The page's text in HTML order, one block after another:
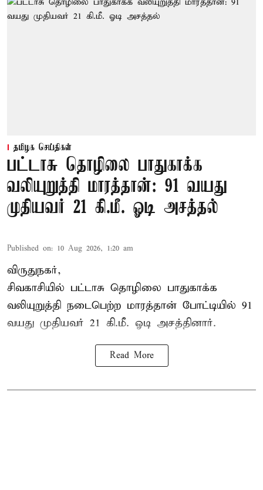
தமிழக செய்திகள்
பட்டாசு தொழிலை பாதுகாக்க
வலியுறுத்தி மாரத்தான்: 91 வயது
முதியவர் 21 கி.மீ. ஓடி அசத்தல்
Published on: 10 Aug 2026, 1:20 am
விருதுநகர்,
சிவகாசியில் பட்டாசு தொழிலை பாதுகாக்க
வலியுறுத்தி நடைபெற்ற மாரத்தான் போட்டியில் 91
வயது முதியவர் 21 கி.மீ. ஓடி அசத்தினார்.
Read More